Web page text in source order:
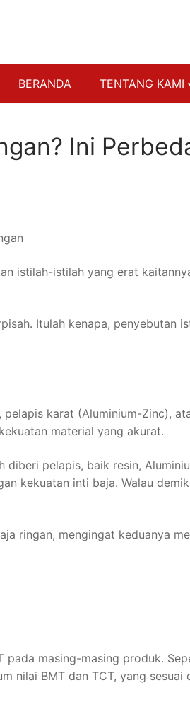
BERANDA TENTANG KAMI
Ini
istilah-istilah yang erat
Itulah kenapa, penyebutan
karat (Aluminium-Zinc),
material yang akurat.
diberi pelapis, baik resin,
kekuatan inti baja. Walau
ringan, mengingat keduanya
pada masing-masing produk.
nilai BMT dan TCT, yang sesuai